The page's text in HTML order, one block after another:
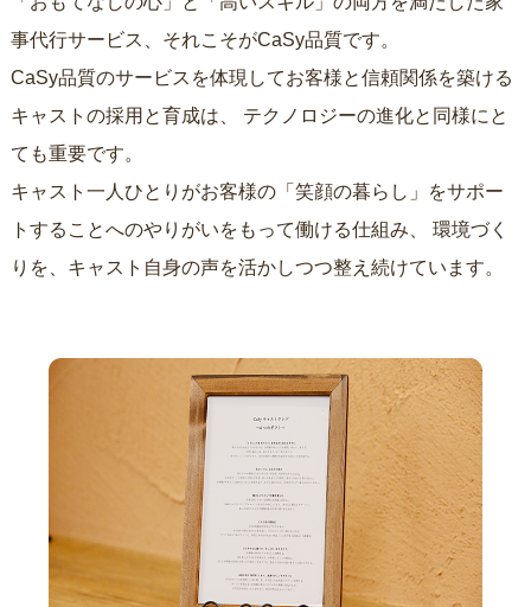
事代行サービス、それこそがCaSy品質です。
CaSy品質のサービスを体現してお客様と信頼関係を築ける
キャストの採用と育成は、
ても重要です。
キャスト一人ひとりがお客様の「笑顔の暮らし」をサポー
トすることへのやりがいをもって働ける仕組み、
りを、キャスト自身の声を活かしつつ整え続けています。